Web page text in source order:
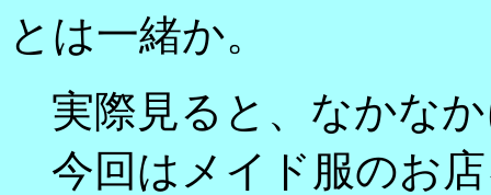
とは一緒か。
実際見ると、なかな
今回はメイド服のお